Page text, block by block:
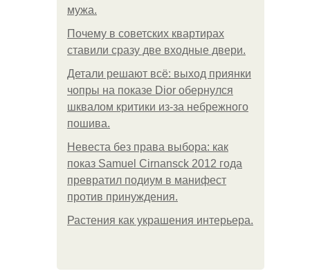
мужа.
Почему в советских квартирах
ставили сразу две входные двери.
Детали решают всё: выход приянки
чопры на показе Dior обернулся
шквалом критики из-за небрежного
пошива.
Невеста без права выбора: как
показ Samuel Cirnansck 2012 года
превратил подиум в манифест
против принуждения.
Растения как украшения интерьера.